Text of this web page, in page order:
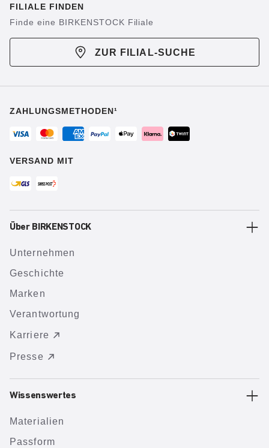
FILIALE FINDEN
Finde eine BIRKENSTOCK Filiale
ZUR FILIAL-SUCHE
ZAHLUNGSMETHODEN¹
VERSAND MIT
Über BIRKENSTOCK
Unternehmen
Geschichte
Marken
Verantwortung
Karriere
Presse
Wissenswertes
Materialien
Passform